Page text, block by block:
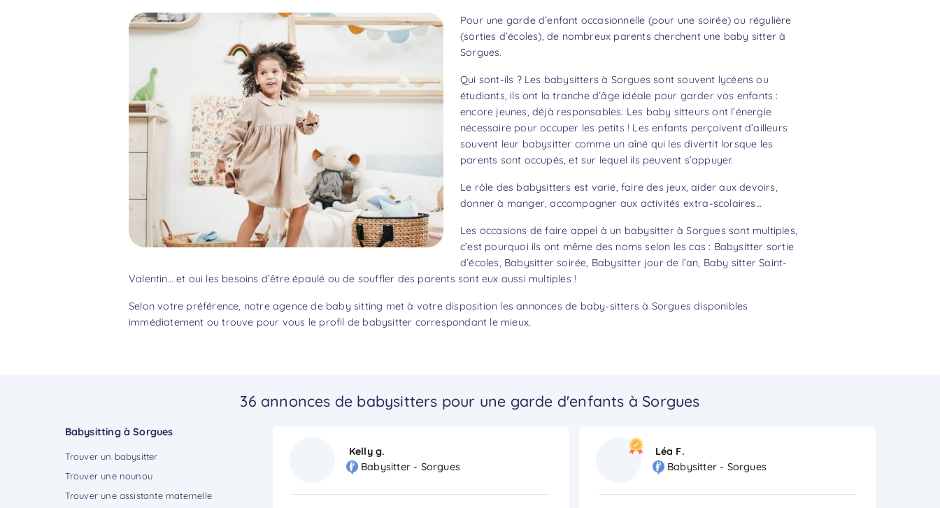
Pour une garde d’enfant occasionnelle (pour une soirée) ou régulière
(sorties d’écoles), de nombreux parents cherchent une baby sitter à
Sorgues.
Qui sont-ils ? Les babysitters à Sorgues sont souvent lycéens ou
étudiants, ils ont la tranche d’âge idéale pour garder vos enfants :
encore jeunes, déjà responsables. Les baby sitteurs ont l’énergie
nécessaire pour occuper les petits ! Les enfants perçoivent d’ailleurs
souvent leur babysitter comme un aîné qui les divertit lorsque les
parents sont occupés, et sur lequel ils peuvent s’appuyer.
Le rôle des babysitters est varié, faire des jeux, aider aux devoirs,
donner à manger, accompagner aux activités extra-scolaires…
Les occasions de faire appel à un babysitter à Sorgues sont multiples,
c’est pourquoi ils ont même des noms selon les cas : Babysitter sortie
d’écoles, Babysitter soirée, Babysitter jour de l’an, Baby sitter Saint-
Valentin… et oui les besoins d’être épaulé ou de souffler des parents sont eux aussi multiples !
Selon votre préférence, notre agence de baby sitting met à votre disposition les annonces de baby-sitters à Sorgues disponibles
immédiatement ou trouve pour vous le profil de babysitter correspondant le mieux.
36 annonces de babysitters pour une garde d'enfants à Sorgues
Babysitting à Sorgues
Trouver un babysitter
Trouver une nounou
Trouver une assistante maternelle
Kelly g.
Babysitter - Sorgues
Léa F.
Babysitter - Sorgues